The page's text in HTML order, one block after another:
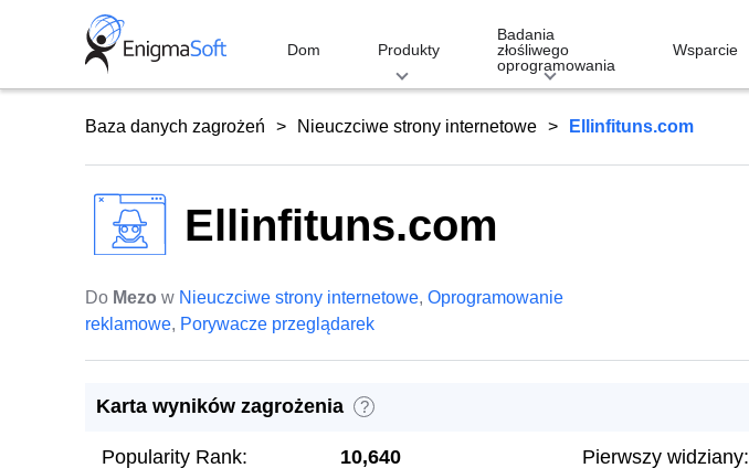
Dom Produkty
Badania
złośliwego
oprogramowania
Wsparcie
Baza danych zagrożeń Nieuczciwe strony internetowe Ellinfituns.com
Ellinfituns.com
Do Mezo w Nieuczciwe strony internetowe, Oprogramowanie
reklamowe, Porywacze przeglądarek
Karta wyników zagrożenia ?
Popularity Rank:
10,640
Pierwszy widziany: